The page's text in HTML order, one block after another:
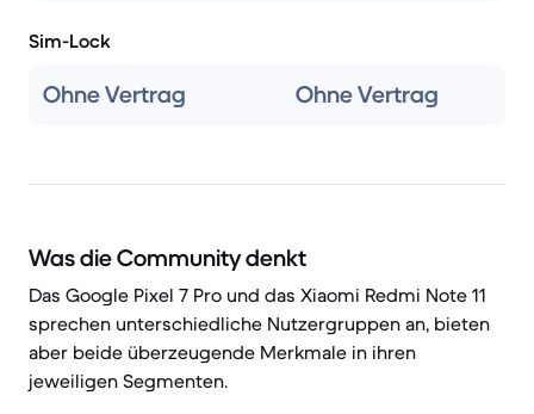
Sim-Lock
Ohne Vertrag Ohne Vertrag
Was die Community denkt
Das Google Pixel 7 Pro und das Xiaomi Redmi Note 11
sprechen unterschiedliche Nutzergruppen an, bieten
aber beide überzeugende Merkmale in ihren
jeweiligen Segmenten.